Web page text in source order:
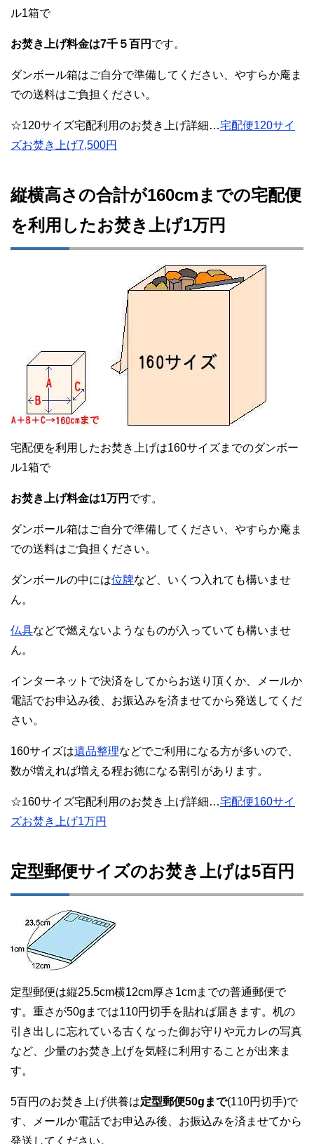
ル1箱で
お焚き上げ料金は7千５百円 です。
ダンボール箱はご自分で準備してください、やすらか庵ま
での送料はご負担ください。
☆120サイズ宅配利用のお焚き上げ詳細…宅配便120サイ
ズお焚き上げ7,500円
縦横高さの合計が160cmまでの宅配便
を利用したお焚き上げ1万円
宅配便を利用したお焚き上げは160サイズまでのダンボー
ル1箱で
お焚き上げ料金は1万円 です。
ダンボール箱はご自分で準備してください、やすらか庵ま
での送料はご負担ください。
ダンボールの中には位牌など、いくつ入れても構いませ
ん。
仏具などで燃えないようなものが入っていても構いませ
ん。
インターネットで決済をしてからお送り頂くか、メールか
電話でお申込み後、お振込みを済ませてから発送してくだ
さい。
160サイズは遺品整理などでご利用になる方が多いので、
数が増えれば増える程お徳になる割引があります。
☆160サイズ宅配利用のお焚き上げ詳細…宅配便160サイ
ズお焚き上げ1万円
定型郵便サイズのお焚き上げは5百円
定型郵便は縦25.5cm横12cm厚さ1cmまでの普通郵便で
す。重さが50gまでは110円切手を貼れば届きます。机の
引き出しに忘れている古くなった御お守りや元カレの写真
など、少量のお焚き上げを気軽に利用することが出来ま
す。
5百円のお焚き上げ供養は定型郵便50gまで(110円切手)で
す、メールか電話でお申込み後、お振込みを済ませてから
発送してください。